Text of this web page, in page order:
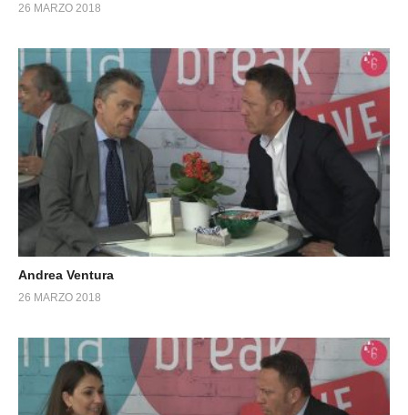
26 MARZO 2018
Andrea Ventura
26 MARZO 2018